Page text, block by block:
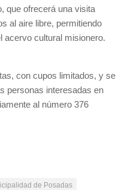
que ofrecerá una visita
al aire libre, permitiendo
acervo cultural misionero.
con cupos limitados, y se
personas interesadas en
al número 376
de Posadas